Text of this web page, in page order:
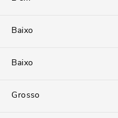
Baixo
Baixo
Grosso